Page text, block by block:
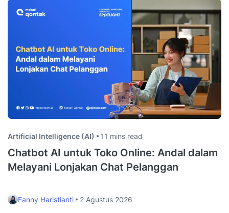
Artificial Intelligence (AI) 11 mins read
Chatbot AI untuk Toko Online: Andal dalam
Melayani Lonjakan Chat Pelanggan
Fanny Haristianti 2 Agustus 2026